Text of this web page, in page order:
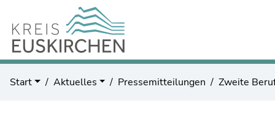
Start Aktuelles Pressemitteilungen Zweite